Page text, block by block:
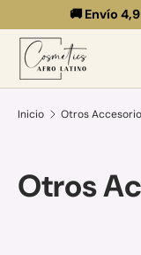
Ir al contenido
🚚 Envío
Buscar
Inicio Otros
Otros